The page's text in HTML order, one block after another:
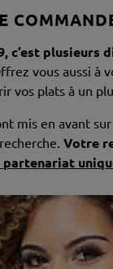
c’est plusieurs
vous aussi à
vos plats à un
mis en avant
Votre
partenariat